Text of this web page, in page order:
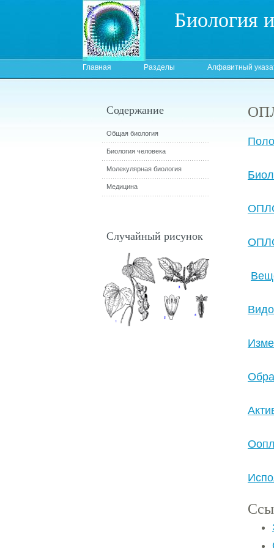
Биология
Главная Разделы Алфавитный
Содержание
Общая биология
Биология человека
Молекулярная биология
Медицина
Случайный рисунок